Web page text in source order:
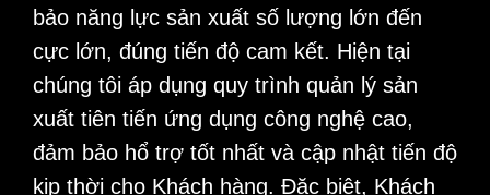
bảo năng lực sản xuất số lượng lớn đến
cực lớn, đúng tiến độ cam kết. Hiện tại
chúng tôi áp dụng quy trình quản lý sản
xuất tiên tiến ứng dụng công nghệ cao,
đảm bảo hổ trợ tốt nhất và cập nhật tiến độ
kịp thời cho Khách hàng. Đặc biệt, Khách